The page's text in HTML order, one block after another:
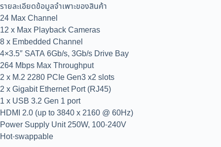
รายละเอียดข้อมูลจำเพาะของสินค้า
24 Max Channel
12 x Max Playback Cameras
8 x Embedded Channel
4×3.5″ SATA 6Gb/s, 3Gb/s Drive Bay
264 Mbps Max Throughput
2 x M.2 2280 PCIe Gen3 x2 slots
2 x Gigabit Ethernet Port (RJ45)
1 x USB 3.2 Gen 1 port
HDMI 2.0 (up to 3840 x 2160 @ 60Hz)
Power Supply Unit 250W, 100-240V
Hot-swappable